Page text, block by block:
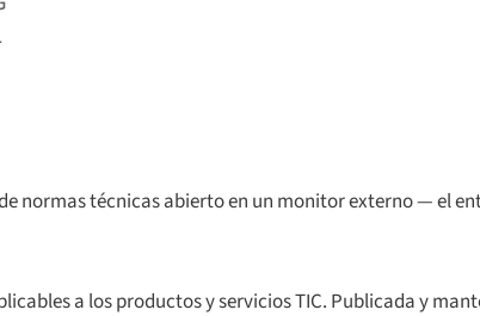
normas técnicas abierto en un monitor externo — el
a los productos y servicios TIC. Publicada y